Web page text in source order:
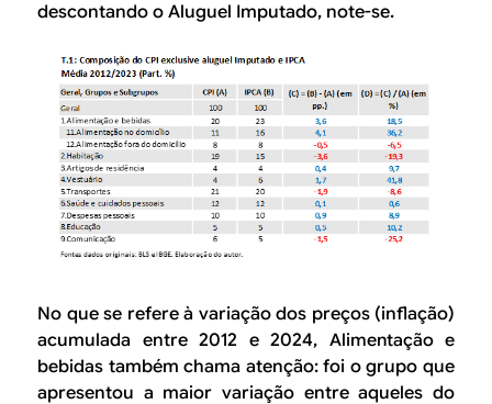
descontando o Aluguel Imputado, note-se.
No que se refere à variação dos preços (inflação)
acumulada entre 2012 e 2024, Alimentação e
bebidas também chama atenção: foi o grupo que
apresentou a maior variação entre aqueles do